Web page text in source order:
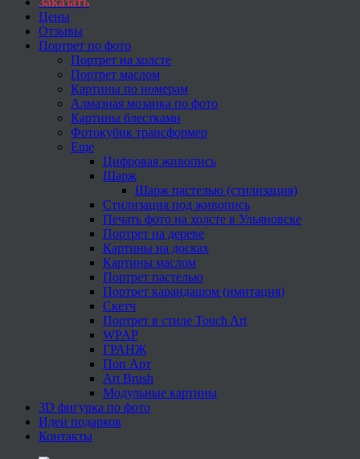
Цены
Отзывы
Портрет по фото
Портрет на холсте
Портрет маслом
Картины по номерам
Алмазная мозаика по фото
Картины блестками
Фотокубик трансформер
Еще
Цифровая живопись
Шарж
Шарж пастелью (стилизация)
Стилизация под живопись
Печать фото на холсте в Ульяновске
Портрет на дереве
Картины на досках
Картины маслом
Портрет пастелью
Портрет карандашом (имитация)
Скетч
Портрет в стиле Touch Art
WPAP
ГРАНЖ
Поп Арт
Art Brush
Модульные картины
3D фигурка по фото
Идеи подарков
Контакты